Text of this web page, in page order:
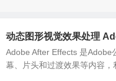
动态图形视觉效果处理
Adobe After Effects 是Adobe
幕、片头和过渡效果等内容，